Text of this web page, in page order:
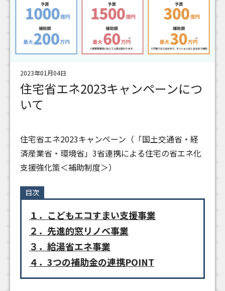
2023年01月04日
住宅省エネ2023キャンペーンにつ
いて
住宅省エネ2023キャンペーン（「国土交通省・経
済産業省・環境省」3省連携による住宅の省エネ化
支援強化策＜補助制度＞）
目次
１．こどもエコすまい支援事業
２．先進的窓リノベ事業
３．給湯省エネ事業
４．3つの補助金の連携POINT